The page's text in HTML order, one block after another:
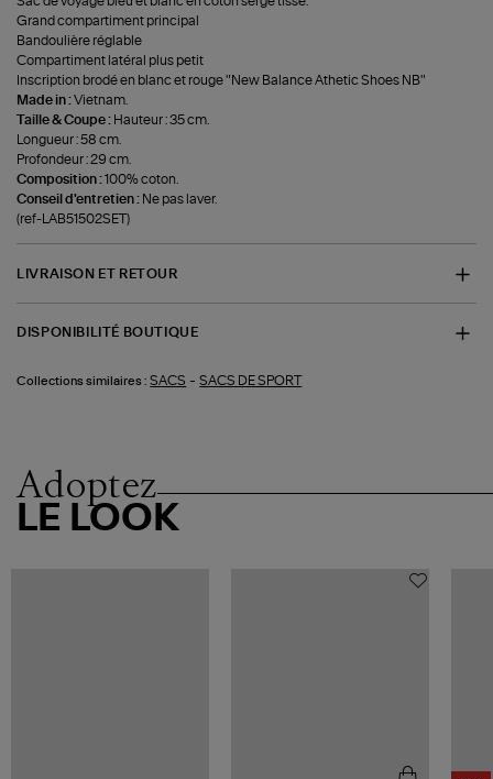
Grand compartiment principal
Bandoulière réglable
Compartiment latéral plus petit
Inscription brodé en blanc et rouge "New Balance Athetic Shoes NB"
Made in :Vietnam.
Taille & Coupe : Hauteur : 35 cm.
Longueur : 58 cm.
Profondeur : 29 cm.
Composition :100% coton.
Conseil d'entretien : Ne pas laver.
(ref-LAB51502SET)
LIVRAISON ET RETOUR
DISPONIBILITÉ BOUTIQUE
Collections similaires : SACS -SACS DE SPORT
Adoptez
LE LOOK